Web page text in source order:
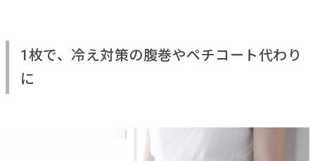
1枚で、冷え対策の腹巻やペチコート代わり
に